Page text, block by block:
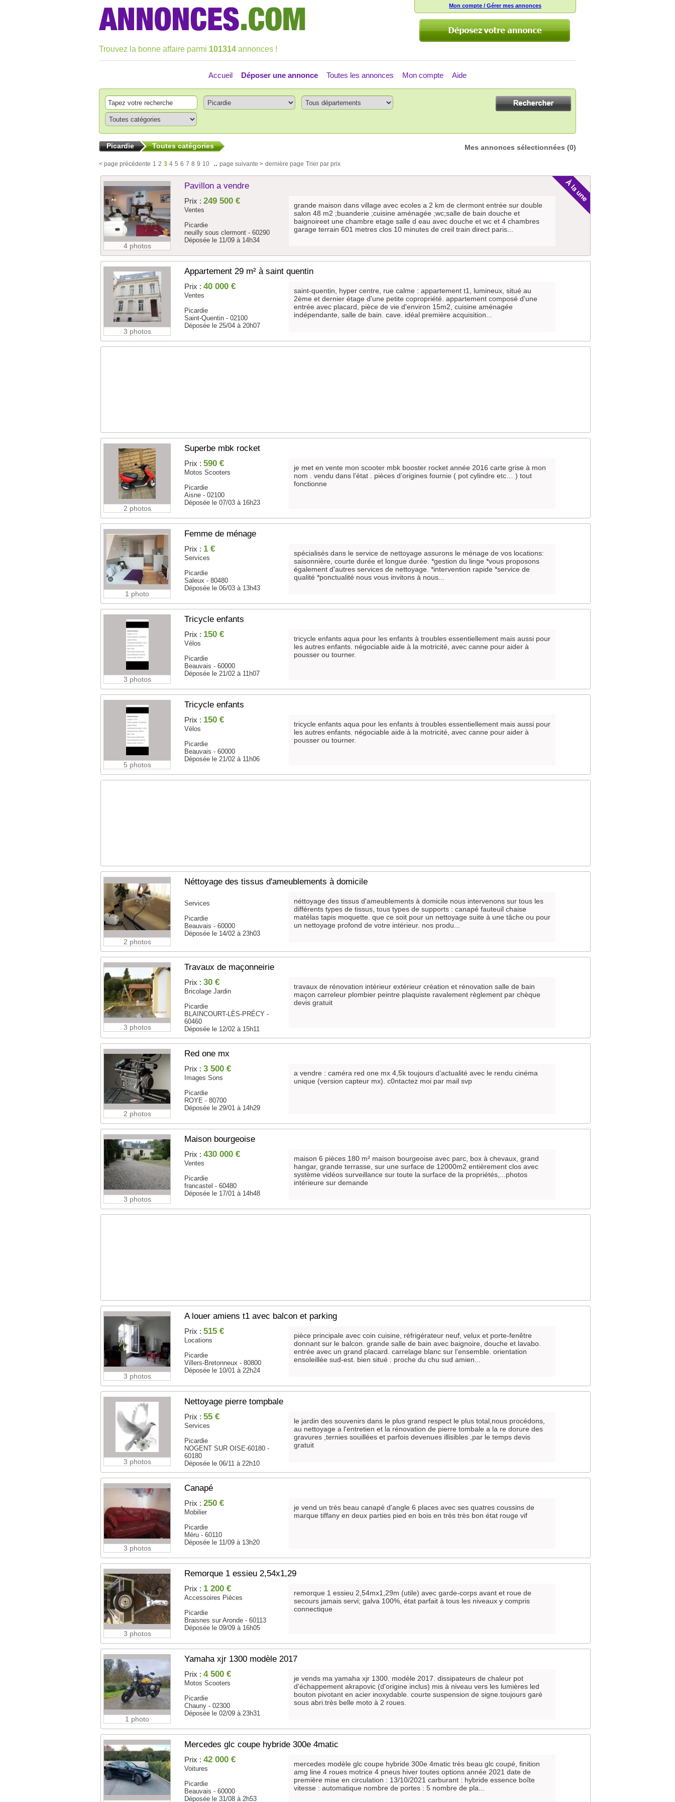
Mon compte / Gérer mes annonces
Trouvez la bonne affaire parmi 101314 annonces !
Accueil Déposer une annonce Toutes les annonces Mon compte Aide
Picardie Toutes catégories Mes annonces sélectionnées (0)
< page précédente 1 2 3 4 5 6 7 8 9 10 .. page suivante > dernière page Trier par prix
4 photos
Pavillon a vendre
Prix :249 500 €
Ventes
Picardie
neuilly sous clermont - 60290
Déposée le 11/09 à 14h34
grande maison dans village avec ecoles a 2 km de clermont entrée sur double
salon 48 m2 ;buanderie ;cuisine aménagée ;wc;salle de bain douche et
baignoireet une chambre etage salle d eau avec douche et wc et 4 chambres
garage terrain 601 metres clos 10 minutes de creil train direct paris...
3 photos
Appartement 29 m² à saint quentin
Prix :40 000 €
Ventes
Picardie
Saint-Quentin - 02100
Déposée le 25/04 à 20h07
saint-quentin, hyper centre, rue calme : appartement t1, lumineux, situé au
2ème et dernier étage d'une petite copropriété. appartement composé d'une
entrée avec placard, pièce de vie d'environ 15m2, cuisine aménagée
indépendante, salle de bain. cave. idéal première acquisition...
2 photos
Superbe mbk rocket
Prix :590 €
Motos Scooters
Picardie
Aisne - 02100
Déposée le 07/03 à 16h23
je met en vente mon scooter mbk booster rocket année 2016 carte grise à mon
nom . vendu dans l’état . pièces d’origines fournie ( pot cylindre etc… ) tout
fonctionne
1 photo
Femme de ménage
Prix : 1 €
Services
Picardie
Saleux - 80480
Déposée le 06/03 à 13h43
spécialisés dans le service de nettoyage assurons le ménage de vos locations:
saisonnière, courte durée et longue durée. *gestion du linge *vous proposons
également d'autres services de nettoyage. *intervention rapide *service de
qualité *ponctualité nous vous invitons à nous...
3 photos
Tricycle enfants
Prix : 150 €
Vélos
Picardie
Beauvais - 60000
Déposée le 21/02 à 11h07
tricycle enfants aqua pour les enfants à troubles essentiellement mais aussi pour
les autres enfants. négociable aide à la motricité, avec canne pour aider à
pousser ou tourner.
5 photos
Tricycle enfants
Prix : 150 €
Vélos
Picardie
Beauvais - 60000
Déposée le 21/02 à 11h06
tricycle enfants aqua pour les enfants à troubles essentiellement mais aussi pour
les autres enfants. négociable aide à la motricité, avec canne pour aider à
pousser ou tourner.
2 photos
Néttoyage des tissus d'ameublements à domicile
Services
Picardie
Beauvais - 60000
Déposée le 14/02 à 23h03
néttoyage des tissus d'ameublements à domicile nous intervenons sur tous les
différents types de tissus, tous types de supports : canapé fauteuil chaise
matélas tapis moquette. que ce soit pour un nettoyage suite à une tâche ou pour
un nettoyage profond de votre intérieur. nos produ...
3 photos
Travaux de maçonneirie
Prix :30 €
Bricolage Jardin
Picardie
BLAINCOURT-LÈS-PRÉCY -
60460
Déposée le 12/02 à 15h11
travaux de rénovation intérieur extérieur création et rénovation salle de bain
maçon carreleur plombier peintre plaquiste ravalement règlement par chèque
devis gratuit
2 photos
Red one mx
Prix :3 500 €
Images Sons
Picardie
ROYE - 80700
Déposée le 29/01 à 14h29
a vendre : caméra red one mx 4,5k toujours d’actualité avec le rendu cinéma
unique (version capteur mx). c0ntactez moi par mail svp
3 photos
Maison bourgeoise
Prix :430 000 €
Ventes
Picardie
francastel - 60480
Déposée le 17/01 à 14h48
maison 6 pièces 180 m² maison bourgeoise avec parc, box à chevaux, grand
hangar, grande terrasse, sur une surface de 12000m2 entièrement clos avec
système vidéos surveillance sur toute la surface de la propriétés,...photos
intérieure sur demande
3 photos
A louer amiens t1 avec balcon et parking
Prix :515 €
Locations
Picardie
Villers-Bretonneux - 80800
Déposée le 10/01 à 22h24
pièce principale avec coin cuisine, réfrigérateur neuf, velux et porte-fenêtre
donnant sur le balcon. grande salle de bain avec baignoire, douche et lavabo.
entrée avec un grand placard. carrelage blanc sur l’ensemble. orientation
ensoleillée sud-est. bien situé : proche du chu sud amien...
3 photos
Nettoyage pierre tompbale
Prix :55 €
Services
Picardie
NOGENT SUR OISE-60180 -
60180
Déposée le 06/11 à 22h10
le jardin des souvenirs dans le plus grand respect le plus total,nous procédons,
au nettoyage a l'entretien et la rénovation de pierre tombale a la re dorure des
gravures ,ternies souillées et parfois devenues illisibles ,par le temps devis
gratuit
3 photos
Canapé
Prix :250 €
Mobilier
Picardie
Méru - 60110
Déposée le 11/09 à 13h20
je vend un très beau canapé d'angle 6 places avec ses quatres coussins de
marque tiffany en deux parties pied en bois en très très bon état rouge vif
3 photos
Remorque 1 essieu 2,54x1,29
Prix : 1 200 €
Accessoires Pièces
Picardie
Braisnes sur Aronde - 60113
Déposée le 09/09 à 16h05
remorque 1 essieu 2,54mx1,29m (utile) avec garde-corps avant et roue de
secours jamais servi; galva 100%, état parfait à tous les niveaux y compris
connectique
1 photo
Yamaha xjr 1300 modèle 2017
Prix :4 500 €
Motos Scooters
Picardie
Chauny - 02300
Déposée le 02/09 à 23h31
je vends ma yamaha xjr 1300. modèle 2017. dissipateurs de chaleur pot
d'échappement akrapovic (d'origine inclus) mis à niveau vers les lumières led
bouton pivotant en acier inoxydable. courte suspension de signe.toujours garé
sous abri.très belle moto à 2 roues.
Mercedes glc coupe hybride 300e 4matic
Prix :42 000 €
Voitures
Picardie
Beauvais - 60000
Déposée le 31/08 à 2h53
mercedes modèle glc coupe hybride 300e 4matic très beau glc coupé, finition
amg line 4 roues motrice 4 pneus hiver toutes options année 2021 date de
première mise en circulation : 13/10/2021 carburant : hybride essence boîte
vitesse : automatique nombre de portes : 5 nombre de pla...